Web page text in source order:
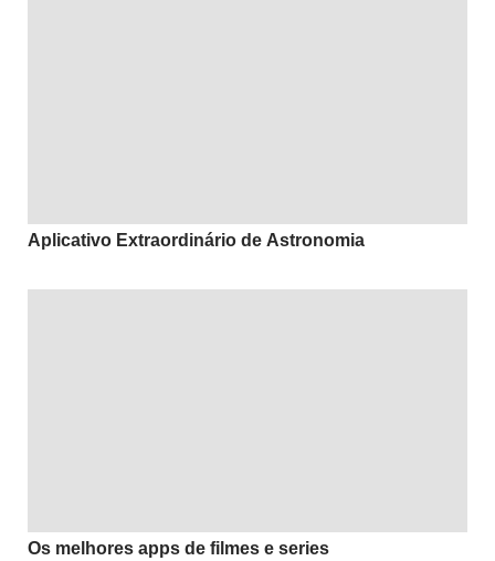
Aplicativo Extraordinário de Astronomia
Os melhores apps de filmes e series